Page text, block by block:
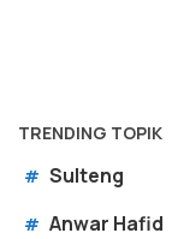
TRENDING TOPIK
# Sulteng
# Anwar Hafid